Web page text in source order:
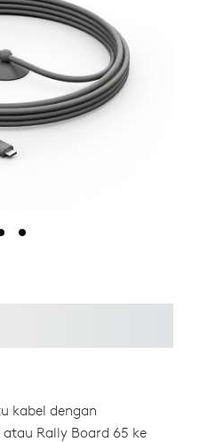
kabel dengan
Rally Board 65 ke